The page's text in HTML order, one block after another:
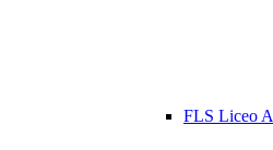
FLS Liceo